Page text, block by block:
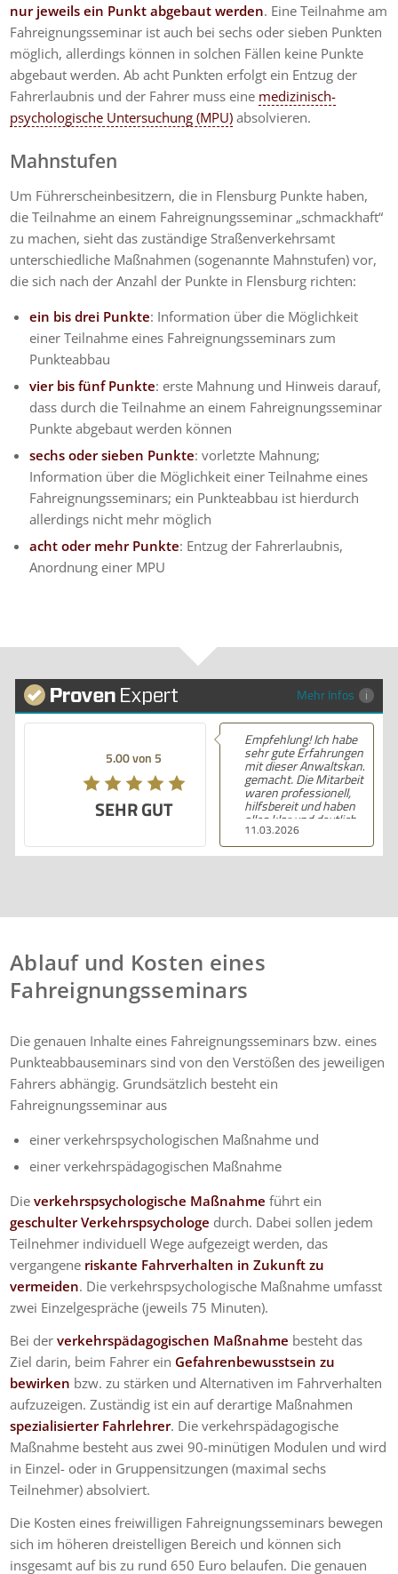
nur jeweils ein Punkt abgebaut werden. Eine Teilnahme am
Fahreignungsseminar ist auch bei sechs oder sieben Punkten
möglich, allerdings können in solchen Fällen keine Punkte
abgebaut werden. Ab acht Punkten erfolgt ein Entzug der
Fahrerlaubnis und der Fahrer muss eine medizinisch-
psychologische Untersuchung (MPU) absolvieren.
Mahnstufen
Um Führerscheinbesitzern, die in Flensburg Punkte haben,
die Teilnahme an einem Fahreignungsseminar „schmackhaft“
zu machen, sieht das zuständige Straßenverkehrsamt
unterschiedliche Maßnahmen (sogenannte Mahnstufen) vor,
die sich nach der Anzahl der Punkte in Flensburg richten:
ein bis drei Punkte: Information über die Möglichkeit
einer Teilnahme eines Fahreignungsseminars zum
Punkteabbau
vier bis fünf Punkte: erste Mahnung und Hinweis darauf,
dass durch die Teilnahme an einem Fahreignungsseminar
Punkte abgebaut werden können
sechs oder sieben Punkte: vorletzte Mahnung;
Information über die Möglichkeit einer Teilnahme eines
Fahreignungsseminars; ein Punkteabbau ist hierdurch
allerdings nicht mehr möglich
acht oder mehr Punkte: Entzug der Fahrerlaubnis,
Anordnung einer MPU
Mehr Infos
5.00 von 5
SEHR GUT
11.03.2026
Empfehlung! Ich habe
sehr gute Erfahrungen
mit dieser Anwaltskanzlei
gemacht. Die Mitarbeiter
waren professionell,
hilfsbereit und haben
alles klar und deutlich
erklärt. Ich bin mit der
Beratung sehr zufrieden
und kann ihre
Ablauf und Kosten eines
Fahreignungsseminars
Die genauen Inhalte eines Fahreignungsseminars bzw. eines
Punkteabbauseminars sind von den Verstößen des jeweiligen
Fahrers abhängig. Grundsätzlich besteht ein
Fahreignungsseminar aus
einer verkehrspsychologischen Maßnahme und
einer verkehrspädagogischen Maßnahme
Dieverkehrspsychologische Maßnahme führt ein
geschulter Verkehrspsychologe durch. Dabei sollen jedem
Teilnehmer individuell Wege aufgezeigt werden, das
vergangene riskante Fahrverhalten in Zukunft zu
vermeiden. Die verkehrspsychologische Maßnahme umfasst
zwei Einzelgespräche (jeweils 75 Minuten).
Bei derverkehrspädagogischen Maßnahme besteht das
Ziel darin, beim Fahrer ein Gefahrenbewusstsein zu
bewirken bzw. zu stärken und Alternativen im Fahrverhalten
aufzuzeigen. Zuständig ist ein auf derartige Maßnahmen
spezialisierter Fahrlehrer. Die verkehrspädagogische
Maßnahme besteht aus zwei 90-minütigen Modulen und wird
in Einzel- oder in Gruppensitzungen (maximal sechs
Teilnehmer) absolviert.
Die Kosten eines freiwilligen Fahreignungsseminars bewegen
sich im höheren dreistelligen Bereich und können sich
insgesamt auf bis zu rund 650 Euro belaufen. Die genauen